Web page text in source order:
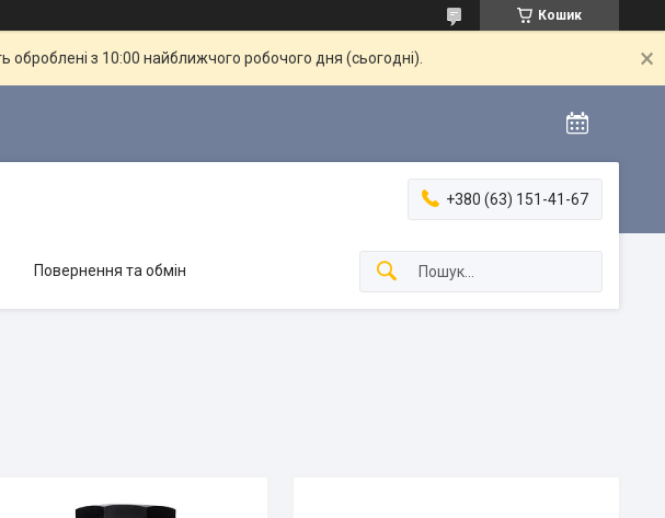
Кошик
з 10:00 найближчого робочого дня (сьогодні).
+380 (63) 151-41-67
Повернення та обмін